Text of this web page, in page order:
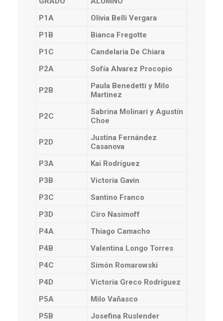
P1A
Olivia Belli Vergara
P1B
Bianca Fregotte
P1C
Candelaria De Chiara
P2A
Sofía Alvarez Procopio
P2B
Paula Benedetti y Milo
Martinez
P2C
Sabrina Molinari y Agustín
Choe
P2D
Justina Fernández
Casanova
P3A
Kai Rodríguez
P3B
Victoria Gavin
P3C
Santino Franco
P3D
Ciro Nasimoff
P4A
Thiago Camacho
P4B
Valentina Longo Torres
P4C
Simón Romarowski
P4D
Victoria Greco Rodríguez
P5A
Milo Vañasco
P5B
Josefina Ruslender